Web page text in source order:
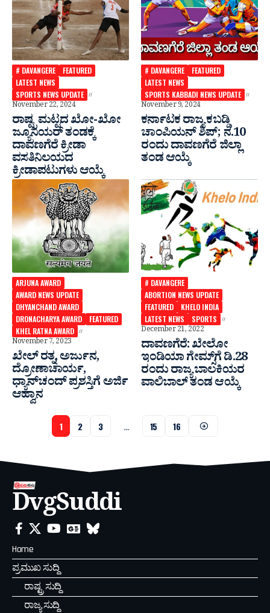
# DAVANGERE
FEATURED
LATEST NEWS
SPORTS NEWS UPDATE
November 22, 2024
ರಾಷ್ಟ್ರ ಮಟ್ಟದ ಖೋ-ಖೋ
ಜ್ಯೂನಿಯರ್ ತಂಡಕ್ಕೆ
ದಾವಣಗೆರೆ ಕ್ರೀಡಾ
ವಸತಿನಿಲಯದ
ಕ್ರೀಡಾಪಟುಗಳು ಆಯ್ಕೆ
# DAVANGERE
FEATURED
LATEST NEWS
SPORTS KABBADI NEWS UPDATE
November 9, 2024
ಕರ್ನಾಟಕ ರಾಜ್ಯ ಕಬಡ್ಡಿ
ಚಾಂಪಿಯನ್‌ ಶಿಪ್‌; ನ.10
ರಂದು ದಾವಣಗೆರೆ ಜಿಲ್ಲಾ
ತಂಡ ಆಯ್ಕೆ
ARJUNA AWARD
AWARD NEWS UPDATE
DHYANCHAND AWARD
DRONACHARYA AWARD
FEATURED
KHEL RATNA AWARD
November 7, 2023
ಖೇಲ್ ರತ್ನ, ಅರ್ಜುನ,
ದ್ರೋಣಾಚಾರ್ಯ,
ಧ್ಯಾನ್‍ಚಂದ್ ಪ್ರಶಸ್ತಿಗೆ ಅರ್ಜಿ
ಆಹ್ವಾನ
# DAVANGERE
ABORTION NEWS UPDATE
FEATURED
KHELO INDIA
LATEST NEWS
SPORTS
December 21, 2022
ದಾವಣಗೆರೆ: ಖೇಲೋ
ಇಂಡಿಯಾ ಗೇಮ್ಸ್‌ಗೆ ಡಿ.28
ರಂದು ರಾಜ್ಯ ಬಾಲಕಿಯರ
ವಾಲಿಬಾಲ್ ತಂಡ ಆಯ್ಕೆ
1 2 3 … 15 16
DvgSuddi
Home
ಪ್ರಮುಖ ಸುದ್ದಿ
ರಾಷ್ಟ್ರ ಸುದ್ದಿ
ರಾಜ್ಯ ಸುದ್ದಿ